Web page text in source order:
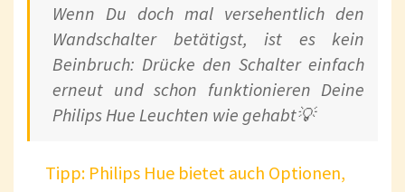
Wenn Du doch mal versehentlich den
Wandschalter betätigst, ist es kein
Beinbruch: Drücke den Schalter einfach
erneut und schon funktionieren Deine
Philips Hue Leuchten wie gehabt💡
Tipp: Philips Hue bietet auch Optionen,